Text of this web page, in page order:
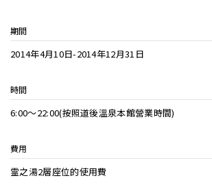
期間
2014年4月10日-2014年12月31日
時間
6:00～22:00(按照道後溫泉本館營業時間)
費用
霊之湯2層座位的使用費